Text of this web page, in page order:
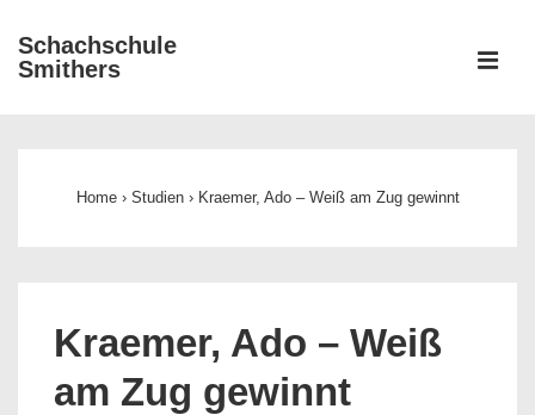
Zum
Inhalt
Schachschule
Smithers
Home › Studien › Kraemer, Ado – Weiß am Zug gewinnt
Kraemer, Ado – Weiß
am Zug gewinnt